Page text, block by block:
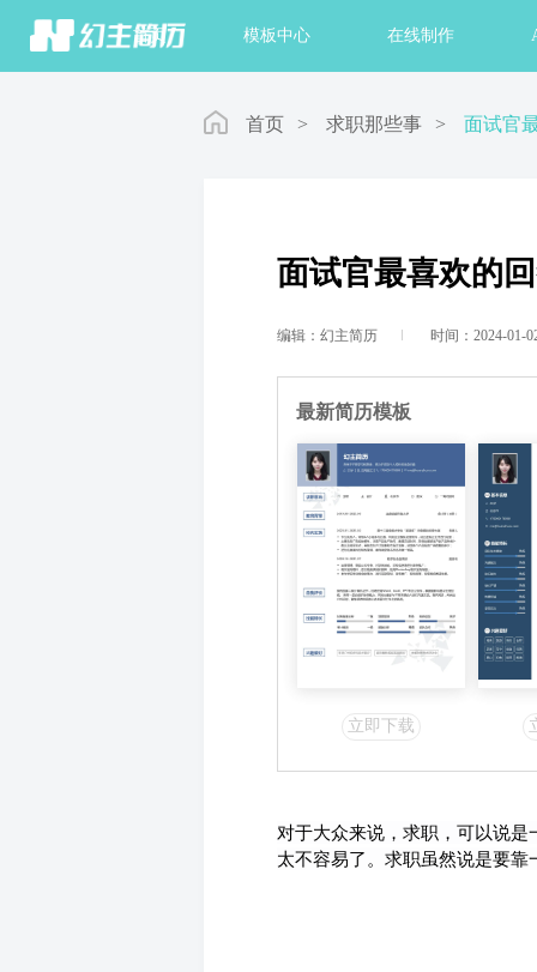
首页 模板中心 在线制作
首页 > 求职那些事 > 面试官
面试官最喜欢的
编辑：幻主简历 时间：2024-01-
最新简历模板
立即下载
对于大众来说，求职，可以说
太不容易了。求职虽然说是要